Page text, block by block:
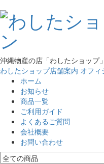
沖縄物産の店「わしたショップ
わしたショップ店舗案内 オフィ
ホーム
お知らせ
商品一覧
ご利用ガイド
よくあるご質問
会社概要
お問い合わせ